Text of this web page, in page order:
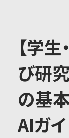
学部学科
大学院
【学
び研
の基
AIガ